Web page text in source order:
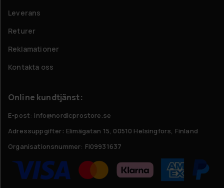
Leverans
Returer
Reklamationer
Kontakta oss
Online kundtjänst:
E-post: info@nordicprostore.se
Adressuppgifter: Elimägatan 15, 00510 Helsingfors, Finland
Organisationsnummer: FI09931637